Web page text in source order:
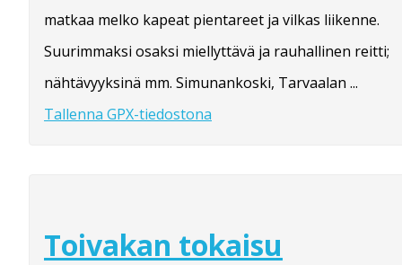
matkaa melko kapeat pientareet ja vilkas liikenne.
Suurimmaksi osaksi miellyttävä ja rauhallinen reitti;
nähtävyyksinä mm. Simunankoski, Tarvaalan ...
Tallenna GPX-tiedostona
Toivakan tokaisu